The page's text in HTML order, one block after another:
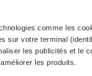
comme les
sur votre terminal
les publicités et le
les produits.